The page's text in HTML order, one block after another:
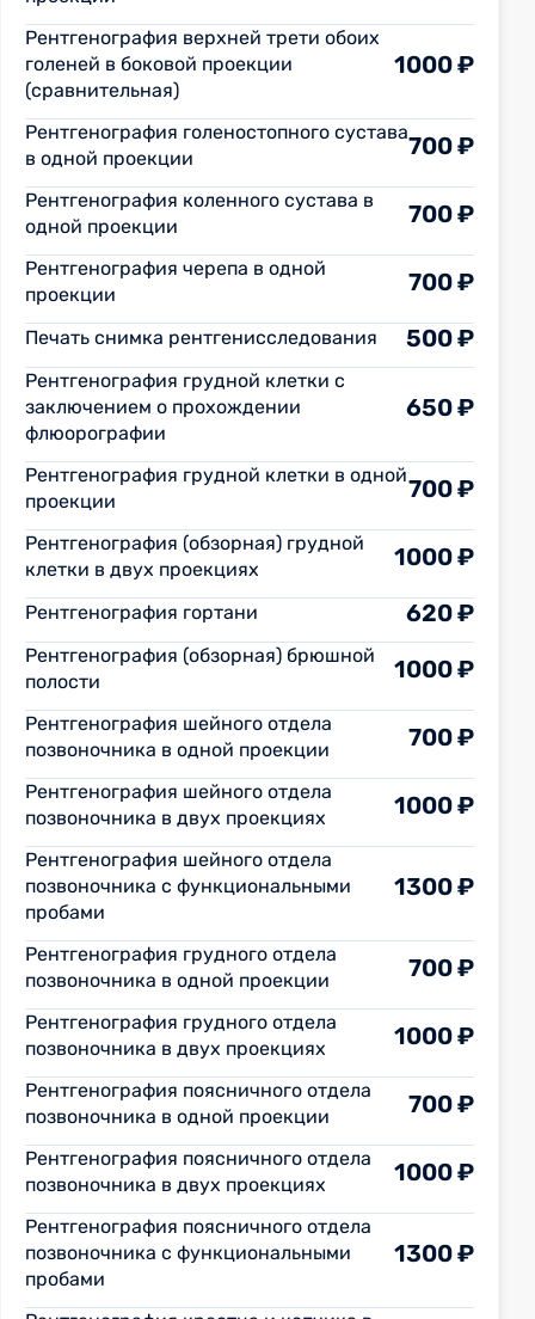
Рентгенография верхней трети обоих
голеней в боковой проекции
(сравнительная)
1000 ₽
Рентгенография голеностопного сустава
в одной проекции
700 ₽
Рентгенография коленного сустава в
одной проекции
700 ₽
Рентгенография черепа в одной
проекции
700 ₽
Печать снимка рентгенисследования 500 ₽
Рентгенография грудной клетки с
заключением о прохождении
флюорографии
650 ₽
Рентгенография грудной клетки в одной
проекции
700 ₽
Рентгенография (обзорная) грудной
клетки в двух проекциях
1000 ₽
Рентгенография гортани 620 ₽
Рентгенография (обзорная) брюшной
полости
1000 ₽
Рентгенография шейного отдела
позвоночника в одной проекции
700 ₽
Рентгенография шейного отдела
позвоночника в двух проекциях
1000 ₽
Рентгенография шейного отдела
позвоночника с функциональными
пробами
1300 ₽
Рентгенография грудного отдела
позвоночника в одной проекции
700 ₽
Рентгенография грудного отдела
позвоночника в двух проекциях
1000 ₽
Рентгенография поясничного отдела
позвоночника в одной проекции
700 ₽
Рентгенография поясничного отдела
позвоночника в двух проекциях
1000 ₽
Рентгенография поясничного отдела
позвоночника с функциональными
пробами
1300 ₽